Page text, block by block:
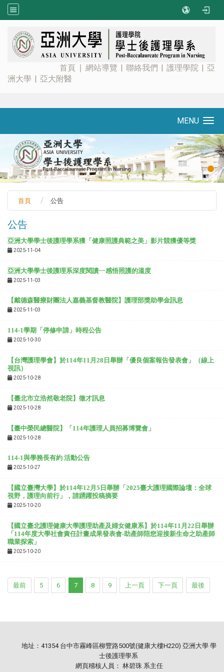
首頁 ∣ 網站導覽 | 聯絡我們 | 護理學院 | 亞
洲大學 | 亞大附醫
MENU
首頁 公告
公告
亞洲大學學士後護理學系獲「健康照護典範之美」影片競獲優等獎
2025-11-04
亞洲大學學士後護理系深度閱讀~~感悟照護的溫度
2025-11-03
【戴德森醫療財團法人嘉義基督教醫院】護理部獎助學金訊息
2025-11-03
114-1學期「停修申請」時程公告
2025-10-30
【台灣護理學會】於114年11月28日 舉辦「優良個案報告發表會」（線上
視訊）
2025-10-28
【臺北市立浩然敬老院】徵才訊息
2025-10-28
【臺中榮民總醫院】「114年護理人員招募博覽會」
2025-10-28
114-1與學務長有約 活動公告
2025-10-27
【國立臺灣大學】於114年12月5日舉辦 「2025臺大護理國際論壇：全球
視野，護理向前行」，請踴躍投稿摘要
2025-10-20
【國立臺北護理健康大學護理助產及婦女健康系】於114年11月22日舉辦
「114年度大學社會責任計畫成果發表會-助產師陪您迎接新生命之助產師
職業探索」
2025-10-20
最前 5 6 7 8 9 上一頁 下一頁 最後
地址：41354 台中市霧峰區柳豐路500號(健康大樓H220) 亞洲大學 學
士後護理學系
網頁稽核人員： 林碧珠 系主任